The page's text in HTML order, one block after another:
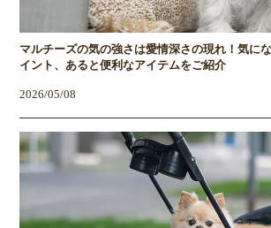
マルチーズの気の強さは愛情深さの現れ！気に
イント、あると便利なアイテムをご紹介
2026/05/08